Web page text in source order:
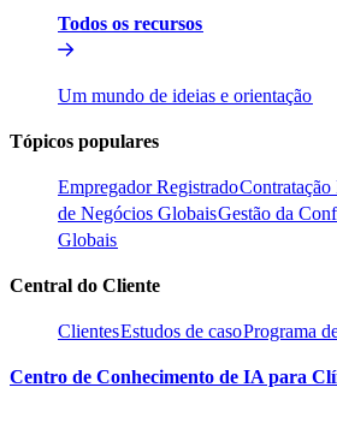
Todos os recursos​​
Um mundo de ideias e orientação​​
Tópicos populares​​
Empregador Registrado​​Contratação
de Negócios Globais​​Gestão da
Globais​​
Central do Cliente​​
Clientes​​Estudos de caso​​Programa
Centro de Conhecimento de IA para